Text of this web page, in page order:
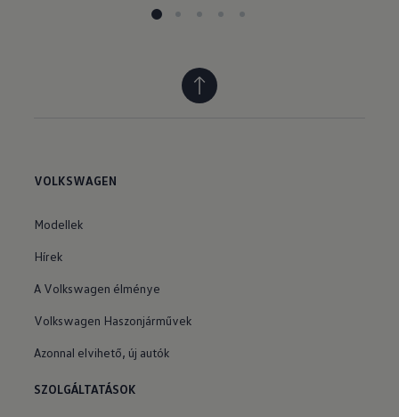
VOLKSWAGEN
Modellek
Hírek
A Volkswagen élménye
Volkswagen Haszonjárművek
Azonnal elvihető, új autók
SZOLGÁLTATÁSOK